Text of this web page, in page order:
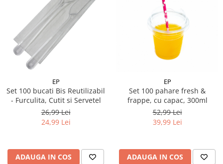
EP
Set 100 bucati Bis Reutilizabil
- Furculita, Cutit si Servetel
26,99 Lei
24,99 Lei
ADAUGA IN COS
EP
Set 100 pahare fresh &
frappe, cu capac, 300ml
52,99 Lei
39,99 Lei
ADAUGA IN COS